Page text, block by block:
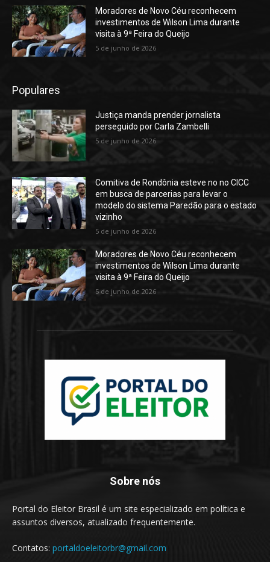
Moradores de Novo Céu reconhecem
investimentos de Wilson Lima durante
visita à 9ª Feira do Queijo
5 de junho de 2026
Populares
Justiça manda prender jornalista
perseguido por Carla Zambelli
5 de junho de 2026
Comitiva de Rondônia esteve no no CICC
em busca de parcerias para levar o
modelo do sistema Paredão para o estado
vizinho
5 de junho de 2026
Moradores de Novo Céu reconhecem
investimentos de Wilson Lima durante
visita à 9ª Feira do Queijo
5 de junho de 2026
Sobre nós
Portal do Eleitor Brasil é um site especializado em política e
assuntos diversos, atualizado frequentemente.
Contatos: portaldoeleitorbr@gmail.com